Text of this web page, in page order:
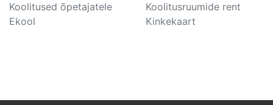
Koolitused õpetajatele
Ekool
Koolitusruumide rent
Kinkekaart